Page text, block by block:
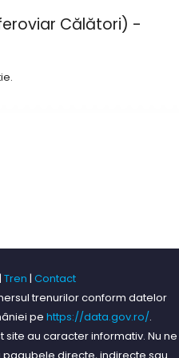
Călători) -
| Tren | Contact
trenurilor conform datelor
pe https://data.gov.ro/.
au caracter informativ. Nu ne